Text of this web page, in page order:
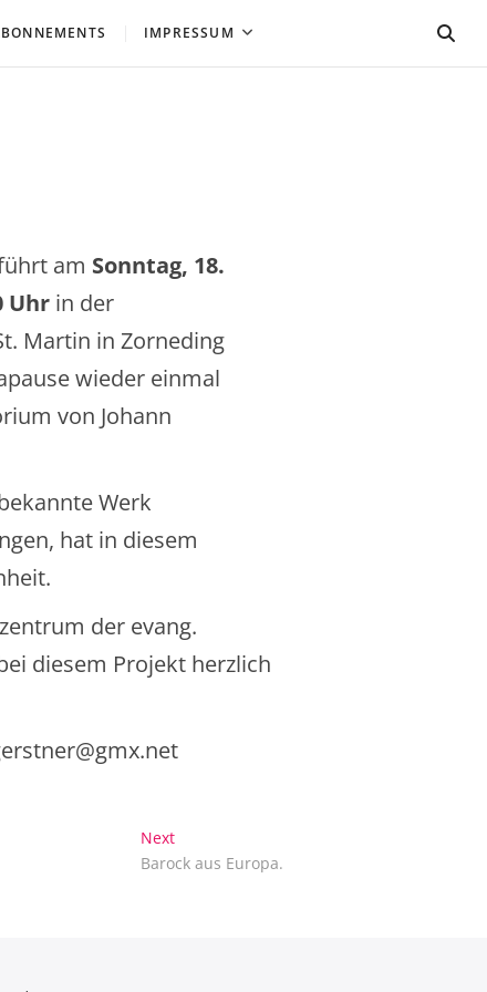
IMPRESSUM
am Sonntag, 18.
Uhr in der
Martin in Zorneding
wieder einmal
von Johann
Werk
hat in diesem
der evang.
diesem Projekt herzlich
NextNext
post:
Barock aus Europa.